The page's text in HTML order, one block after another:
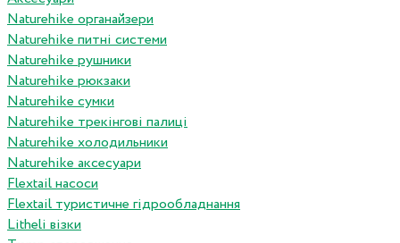
Naturehike органайзери
Naturehike питні системи
Naturehike рушники
Naturehike рюкзаки
Naturehike сумки
Naturehike трекінгові палиці
Naturehike холодильники
Naturehike аксесуари
Flextail насоси
Flextail туристичне гідрообладнання
Litheli візки